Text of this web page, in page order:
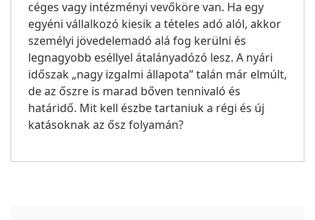
céges vagy intézményi vevőköre van. Ha egy
egyéni vállalkozó kiesik a tételes adó alól, akkor
személyi jövedelemadó alá fog kerülni és
legnagyobb eséllyel átalányadózó lesz. A nyári
időszak „nagy izgalmi állapota” talán már elmúlt,
de az őszre is marad bőven tennivaló és
határidő. Mit kell észbe tartaniuk a régi és új
katásoknak az ősz folyamán?